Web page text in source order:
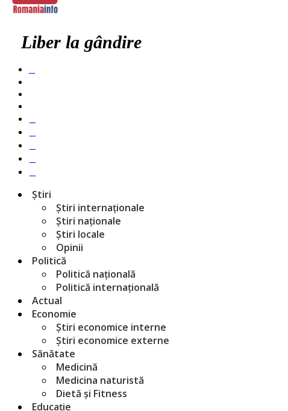
Liber la gândire
Știri
Știri internaționale
Știri naționale
Știri locale
Opinii
Politică
Politică națională
Politică internațională
Actual
Economie
Știri economice interne
Știri economice externe
Sănătate
Medicină
Medicina naturistă
Dietă și Fitness
Educație